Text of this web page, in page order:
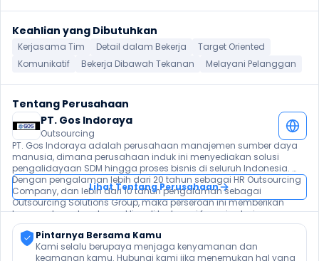
Keahlian yang Dibutuhkan
Kerjasama Tim Detail dalam Bekerja
Target Oriented
Komunikatif
Bekerja Dibawah Tekanan Melayani Pelanggan
Tentang Perusahaan
PT. Gos Indoraya
Outsourcing
PT. Gos Indoraya adalah perusahaan manajemen sumber daya
manusia, dimana perusahaan induk ini menyediakan solusi
pengalidayaan SDM hingga proses bisnis di seluruh Indonesia.
Dengan pengalaman lebih dari 20 tahun sebagai HR Outsourcing
Company, dan lebih dari 10 tahun pengalaman sebagai
Outsourcing Solutions Group, maka perseroan ini memberikan
layanan kepada ratusan klien di berbagai fungsi pekerjaan.
Lihat Tentang Perusahaan
Pintarnya Bersama Kamu
Kami selalu berupaya menjaga kenyamanan dan
keamanan kamu. Hubungi kami jika menemukan hal yang